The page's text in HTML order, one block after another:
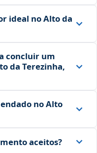
ideal no Alto da
concluir um
da Terezinha,
no Alto
aceitos?